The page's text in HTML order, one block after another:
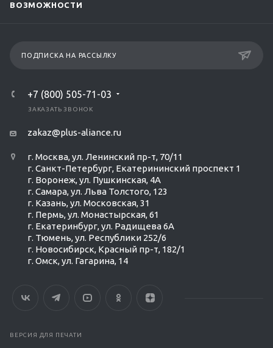
ВОЗМОЖНОСТИ
ПОДПИСКА НА РАССЫЛКУ
+7 (800) 505-71-03
ЗАКАЗАТЬ ЗВОНОК
zakaz@plus-aliance.ru
г. Москва, ул. Ленинский пр-т, 70/11
г. Санкт-Петербург, Екатерининский проспект 1
г. Воронеж, ул. Пушкинская, 4А
г. Самара, ул. Льва Толстого, 123
г. Казань, ул. Московская, 31
г. Пермь, ул. Монастырская, 61
г. Екатеринбург, ул. Радищева 6А
г. Тюмень, ул. Республики 252/6
г. Новосибирск, Красный пр-т, 182/1
г. Омск, ул. ​Гагарина, 14
ВЕРСИЯ ДЛЯ ПЕЧАТИ